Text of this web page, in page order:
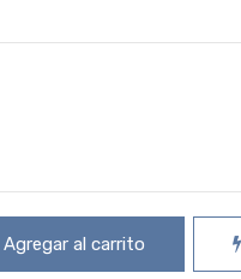
Agregar al carrito